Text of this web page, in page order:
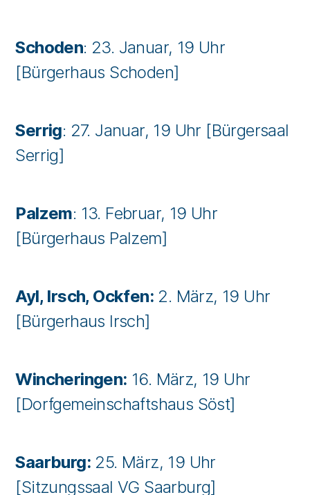
Schoden: 23. Januar, 19 Uhr
[Bürgerhaus Schoden]
Serrig: 27. Januar, 19 Uhr [Bürgersaal
Serrig]
Palzem: 13. Februar, 19 Uhr
[Bürgerhaus Palzem]
Ayl, Irsch, Ockfen: 2. März, 19 Uhr
[Bürgerhaus Irsch]
Wincheringen: 16. März, 19 Uhr
[Dorfgemeinschaftshaus Söst]
Saarburg: 25. März, 19 Uhr
[Sitzungssaal VG Saarburg]